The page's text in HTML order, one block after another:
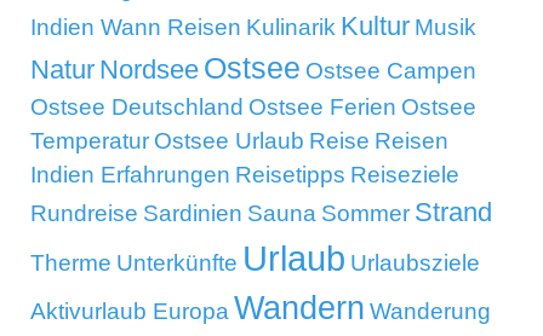
Indien Wann Reisen Kulinarik Kultur Musik
Natur Nordsee Ostsee Ostsee Campen
Ostsee Deutschland Ostsee Ferien Ostsee
Temperatur Ostsee Urlaub Reise Reisen
Indien Erfahrungen Reisetipps Reiseziele
Rundreise Sardinien Sauna Sommer Strand
Therme Unterkünfte Urlaub Urlaubsziele
Aktivurlaub EuropaWandern Wanderung